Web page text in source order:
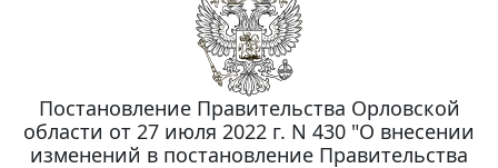
Постановление Правительства Орловской
области от 27 июля 2022 г. N 430 "О внесении
изменений в постановление Правительства